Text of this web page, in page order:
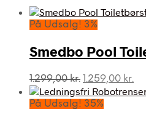
På Udsalg! 3%
Smedbo Pool
1.299,00kr. Den
oprindelige
pris
1.259,00 kr.
På Udsalg! 35%